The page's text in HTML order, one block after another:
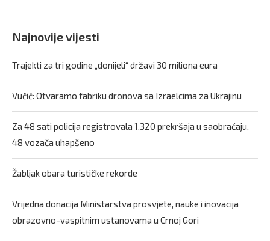
Najnovije vijesti
Trajekti za tri godine „donijeli“ državi 30 miliona eura
Vučić: Otvaramo fabriku dronova sa Izraelcima za Ukrajinu
Za 48 sati policija registrovala 1.320 prekršaja u saobraćaju,
48 vozača uhapšeno
Žabljak obara turističke rekorde
Vrijedna donacija Ministarstva prosvjete, nauke i inovacija
obrazovno-vaspitnim ustanovama u Crnoj Gori